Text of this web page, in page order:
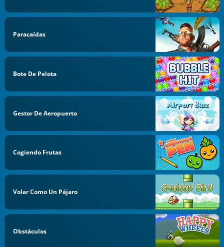
Paracaídas
Bote De Pelota
Gestor De Aeropuerto
Cogiendo Frutas
Volar Como Un Pájaro
Obstáculos